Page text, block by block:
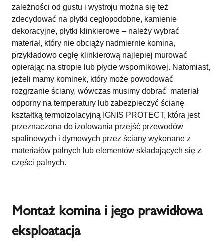
zależności od gustu i wystroju można się też
zdecydować na płytki cegłopodobne, kamienie
dekoracyjne, płytki klinkierowe – należy wybrać
materiał, który nie obciąży nadmiernie komina,
przykładowo cegłę klinkierową najlepiej murować
opierając na stropie lub płycie wspornikowej. Natomiast,
jeżeli mamy kominek, który może powodować
rozgrzanie ściany, wówczas musimy dobrać materiał
odporny na temperatury lub zabezpieczyć ścianę
kształtką termoizolacyjną IGNIS PROTECT, która jest
przeznaczona do izolowania przejść przewodów
spalinowych i dymowych przez ściany wykonane z
materiałów palnych lub elementów składających się z
części palnych.
Montaż komina i jego prawidłowa
eksploatacja